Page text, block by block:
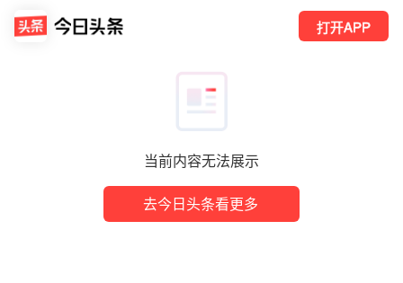
当前内容无法展示
去今日头条看更多
打开APP